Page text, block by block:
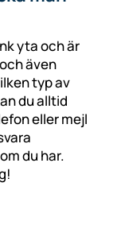
yta och är
även
typ av
du alltid
eller mejl
du har.